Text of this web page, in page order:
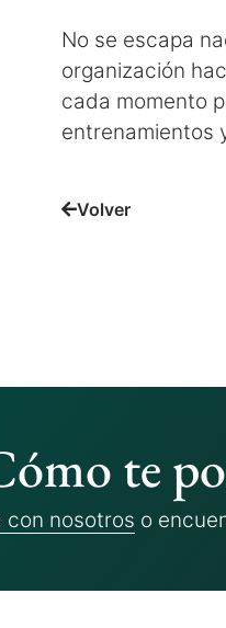
No se escapa
organización
cada momento
entrenamientos
Volver
te
con nosotros o